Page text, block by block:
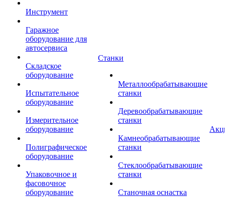
Инструмент
Гаражное
оборудование для
автосервиса
Складское
оборудование
Испытательное
оборудование
Измерительное
оборудование
Полиграфическое
оборудование
Упаковочное и
фасовочное
оборудование
Станки
Металлообрабатывающие
станки
Деревообрабатывающие
станки
Камнеобрабатывающие
станки
Стеклообрабатывающие
станки
Станочная оснастка